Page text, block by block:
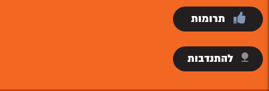
תרומות
להתנדבות